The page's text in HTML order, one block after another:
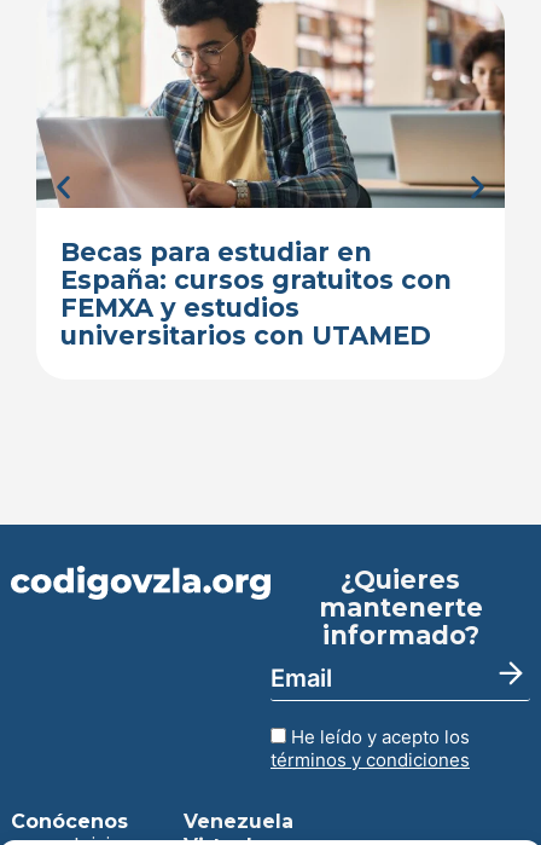
Becas para estudiar en
España: cursos gratuitos con
FEMXA y estudios
universitarios con UTAMED
¿Quieres
mantenerte
informado?
He leído y acepto los
términos y condiciones
Conócenos
Venezuela